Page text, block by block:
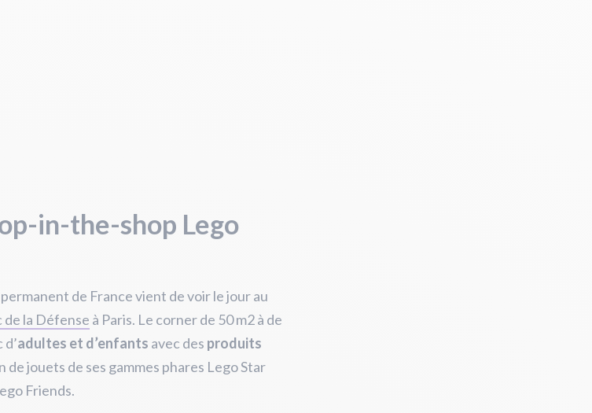
in-the-shop Lego
de France vient de voir le jour au
de la Défense à Paris. Le corner de 50 m2 à de
adultes et d’enfants avec des produits
de jouets de ses gammes phares Lego Star
Friends.